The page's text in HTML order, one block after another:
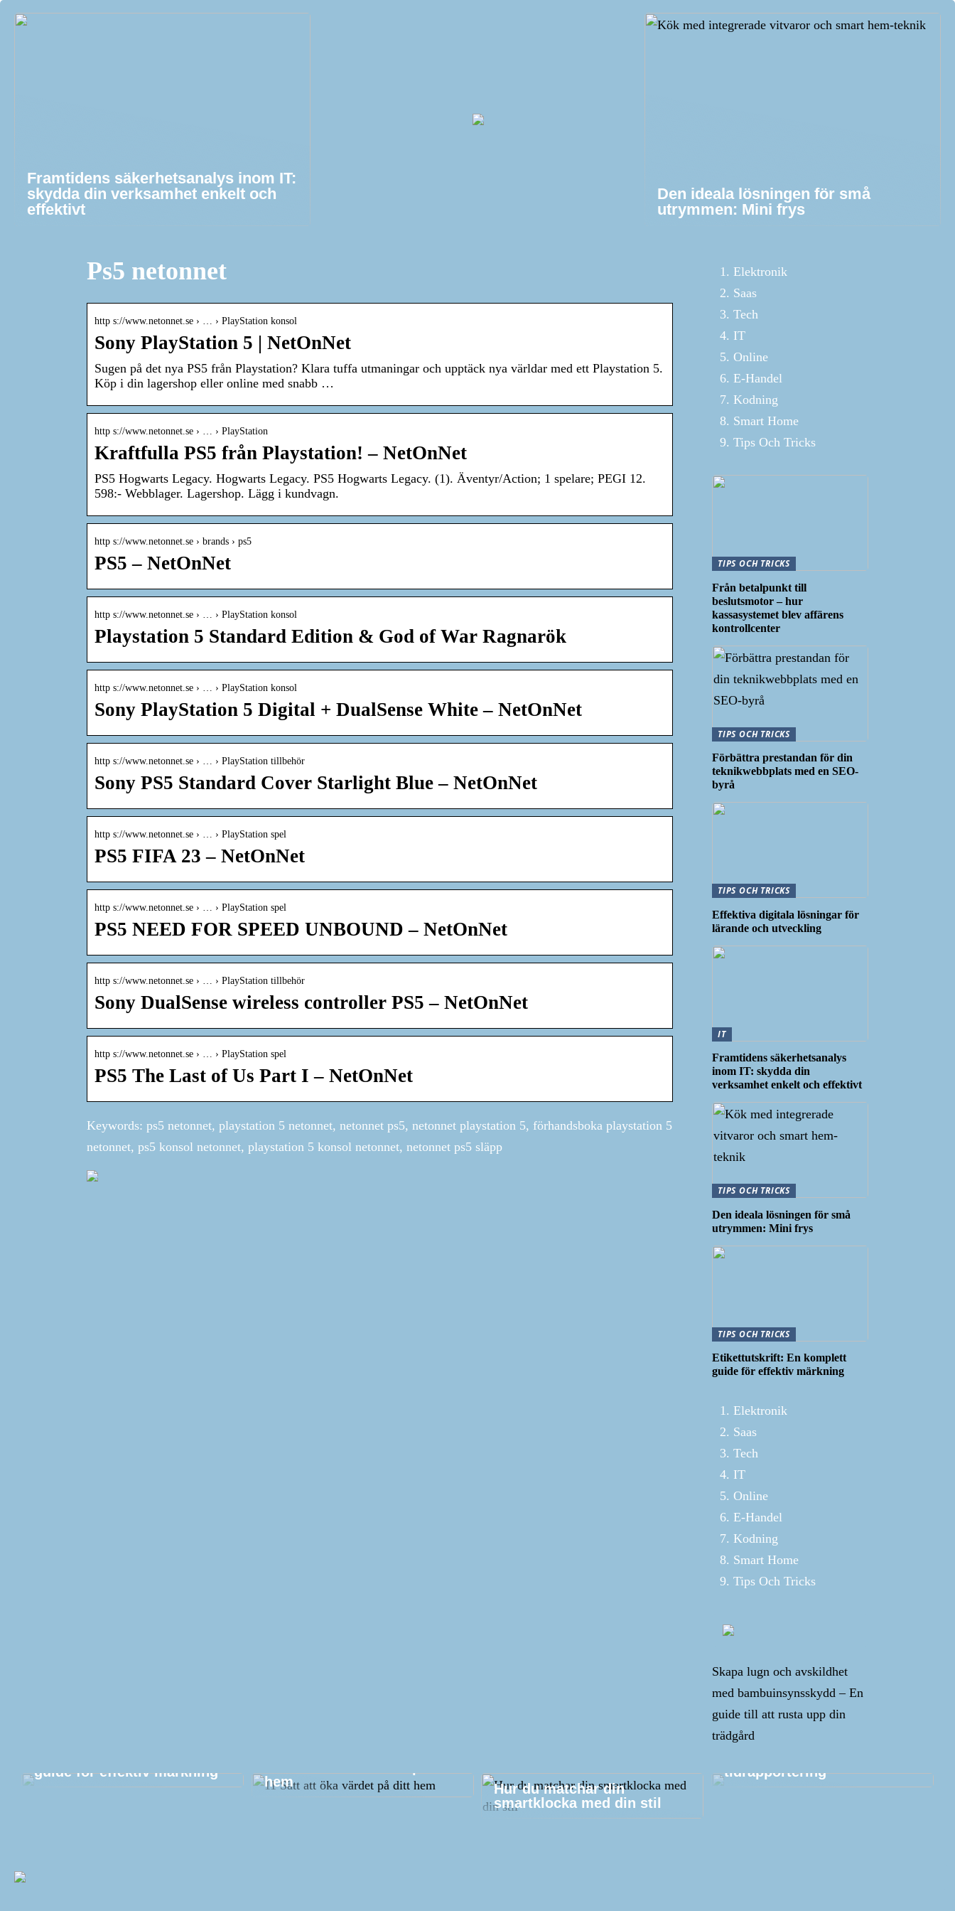
Framtidens säkerhetsanalys inom IT:
skydda din verksamhet enkelt och
effektivt
Den ideala lösningen för små
utrymmen: Mini frys
Ps5 netonnet
http s://www.netonnet.se › … › PlayStation konsol
Sony PlayStation 5 | NetOnNet
Sugen på det nya PS5 från Playstation? Klara tuffa utmaningar och upptäck nya världar med ett Playstation 5.
Köp i din lagershop eller online med snabb …
http s://www.netonnet.se › … › PlayStation
Kraftfulla PS5 från Playstation! – NetOnNet
PS5 Hogwarts Legacy. Hogwarts Legacy. PS5 Hogwarts Legacy. (1). Äventyr/Action; 1 spelare; PEGI 12.
598:- Webblager. Lagershop. Lägg i kundvagn.
http s://www.netonnet.se › brands › ps5
PS5 – NetOnNet
http s://www.netonnet.se › … › PlayStation konsol
Playstation 5 Standard Edition & God of War Ragnarök
http s://www.netonnet.se › … › PlayStation konsol
Sony PlayStation 5 Digital + DualSense White – NetOnNet
http s://www.netonnet.se › … › PlayStation tillbehör
Sony PS5 Standard Cover Starlight Blue – NetOnNet
http s://www.netonnet.se › … › PlayStation spel
PS5 FIFA 23 – NetOnNet
http s://www.netonnet.se › … › PlayStation spel
PS5 NEED FOR SPEED UNBOUND – NetOnNet
http s://www.netonnet.se › … › PlayStation tillbehör
Sony DualSense wireless controller PS5 – NetOnNet
http s://www.netonnet.se › … › PlayStation spel
PS5 The Last of Us Part I – NetOnNet
Keywords: ps5 netonnet, playstation 5 netonnet, netonnet ps5, netonnet playstation 5, förhandsboka playstation 5
netonnet, ps5 konsol netonnet, playstation 5 konsol netonnet, netonnet ps5 släpp
Elektronik
Saas
Tech
IT
Online
E-Handel
Kodning
Smart Home
Tips Och Tricks
TIPS OCH TRICKS
Från betalpunkt till
beslutsmotor – hur
kassasystemet blev affärens
kontrollcenter
TIPS OCH TRICKS
Förbättra prestandan för din
teknikwebbplats med en SEO-
byrå
TIPS OCH TRICKS
Effektiva digitala lösningar för
lärande och utveckling
IT
Framtidens säkerhetsanalys
inom IT: skydda din
verksamhet enkelt och effektivt
TIPS OCH TRICKS
Den ideala lösningen för små
utrymmen: Mini frys
TIPS OCH TRICKS
Etikettutskrift: En komplett
guide för effektiv märkning
Elektronik
Saas
Tech
IT
Online
E-Handel
Kodning
Smart Home
Tips Och Tricks
Skapa lugn och avskildhet
med bambuinsynsskydd – En
guide till att rusta upp din
trädgård
guide för effektiv märkning
hem
Hur du matchar din
smartklocka med din stil
tidrapportering